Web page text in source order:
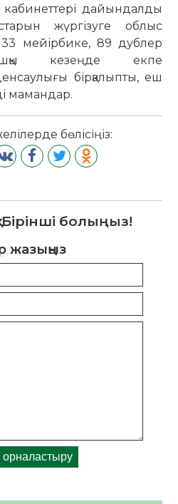
дайындалды
жүргізуге облыс
мейірбике, 89 дублер
кезеңде екпе
бірқалыпты, еш
мамандар.
бөлісіңіз:
Бірінші болыңыз!
жазыңыз